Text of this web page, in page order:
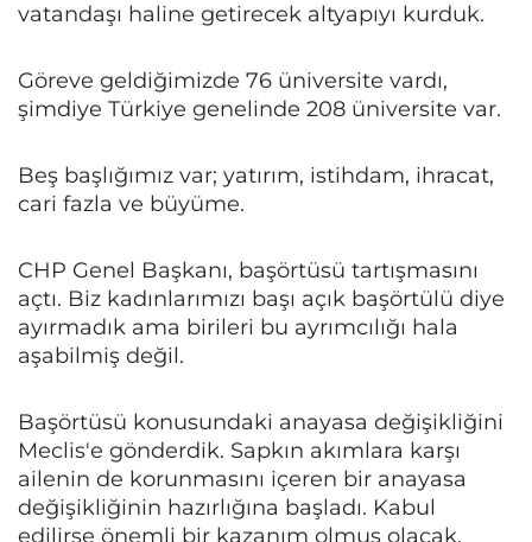
vatandaşı haline getirecek altyapıyı kurduk.
Göreve geldiğimizde 76 üniversite vardı,
şimdiye Türkiye genelinde 208 üniversite var.
Beş başlığımız var; yatırım, istihdam, ihracat,
cari fazla ve büyüme.
CHP Genel Başkanı, başörtüsü tartışmasını
açtı. Biz kadınlarımızı başı açık başörtülü diye
ayırmadık ama birileri bu ayrımcılığı hala
aşabilmiş değil.
Başörtüsü konusundaki anayasa değişikliğini
Meclis'e gönderdik. Sapkın akımlara karşı
ailenin de korunmasını içeren bir anayasa
değişikliğinin hazırlığına başladı. Kabul
edilirse önemli bir kazanım olmuş olacak.